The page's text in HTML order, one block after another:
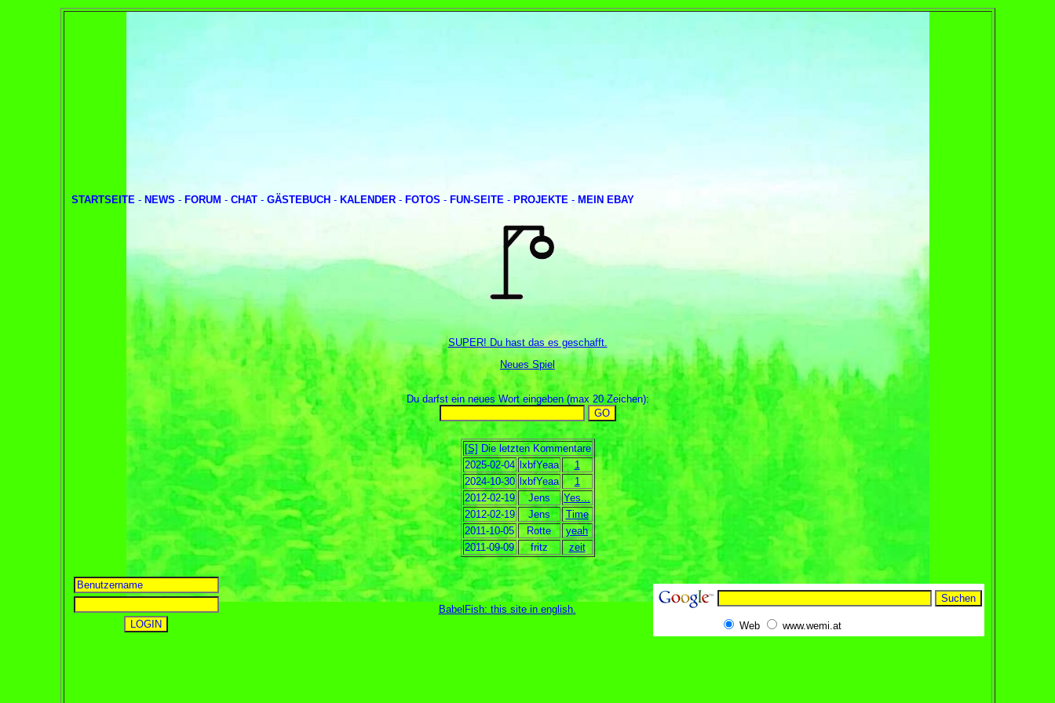
STARTSEITE - NEWS - FORUM - CHAT - GÄSTEBUCH - KALENDER - FOTOS - FUN-SEITE - PROJEKTE - MEIN EBAY
SUPER! Du hast das es geschafft.
Neues Spiel
Du darfst ein neues Wort eingeben (max 20 Zeichen):
[S] Die letzten Kommentare
2025-02-04
lxbfYeaa
1
2024-10-30
lxbfYeaa
1
2012-02-19
Jens
Yes...
2012-02-19
Jens
Time
2011-10-05
Rotte
yeah
2011-09-09
fritz zeit
BabelFish: this site in english.
Web
www.wemi.at